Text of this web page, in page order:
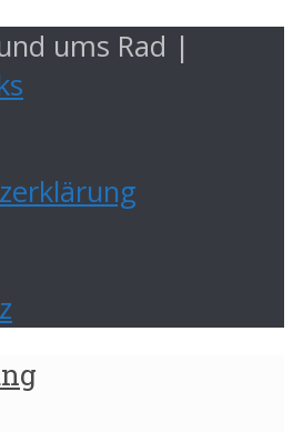
ums Rad |